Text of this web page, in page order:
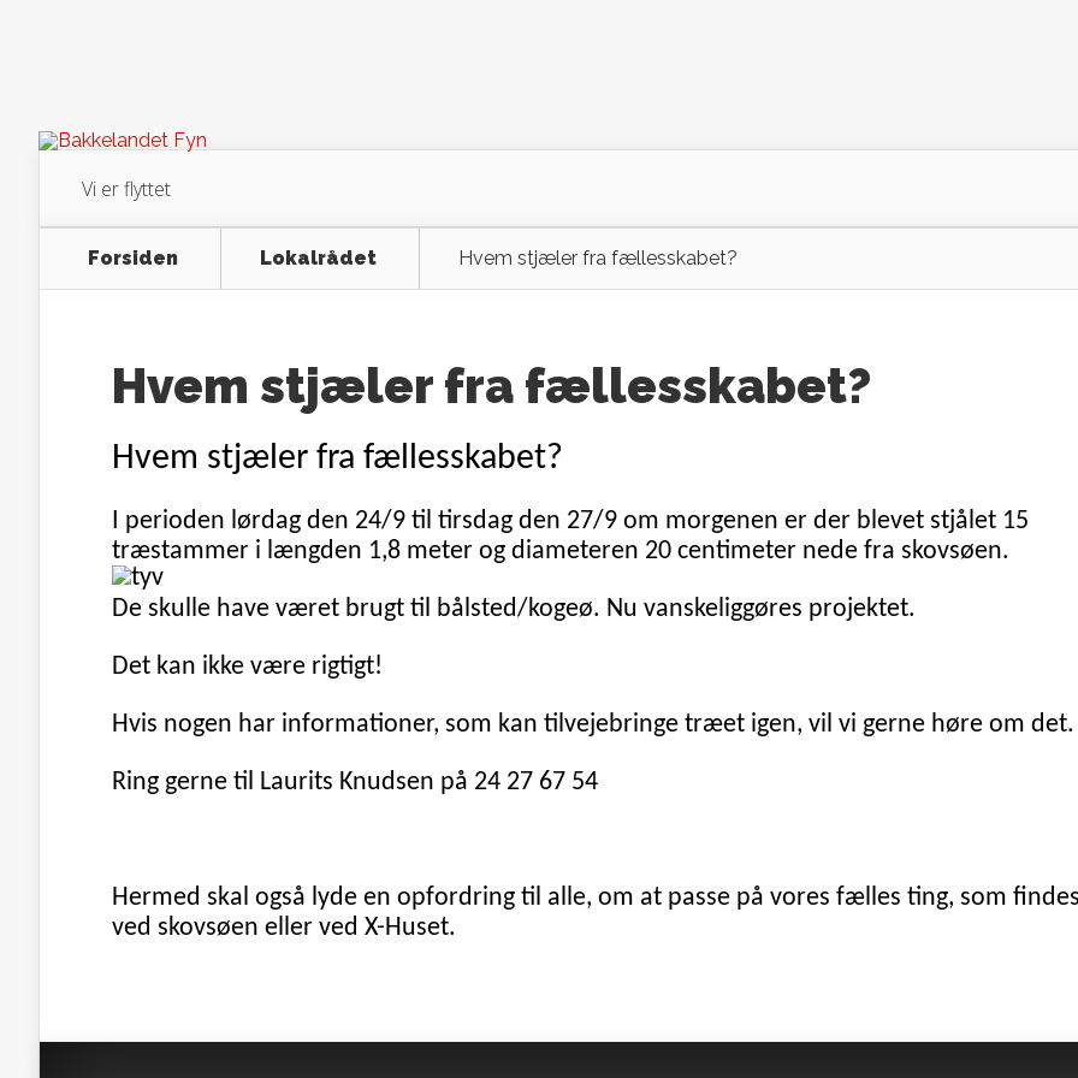
Vi er flyttet
Forsiden Lokalrådet Hvem stjæler fra fællesskabet?
Hvem stjæler fra fællesskabet?
Hvem stjæler fra fællesskabet?
I perioden lørdag den 24/9 til tirsdag den 27/9 om morgenen er der blevet stjålet 15
træstammer i længden 1,8 meter og diameteren 20 centimeter nede fra skovsøen.
De skulle have været brugt til bålsted/kogeø. Nu vanskeliggøres projektet.
Det kan ikke være rigtigt!
Hvis nogen har informationer, som kan tilvejebringe træet igen, vil vi gerne høre om det.
Ring gerne til Laurits Knudsen på 24 27 67 54
Hermed skal også lyde en opfordring til alle, om at passe på vores fælles ting, som
ved skovsøen eller ved X-Huset.